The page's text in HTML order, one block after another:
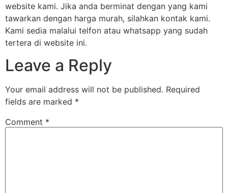
website kami. Jika anda berminat dengan yang kami
tawarkan dengan harga murah, silahkan kontak kami.
Kami sedia malalui telfon atau whatsapp yang sudah
tertera di website ini.
Leave a Reply
Your email address will not be published. Required
fields are marked *
Comment *